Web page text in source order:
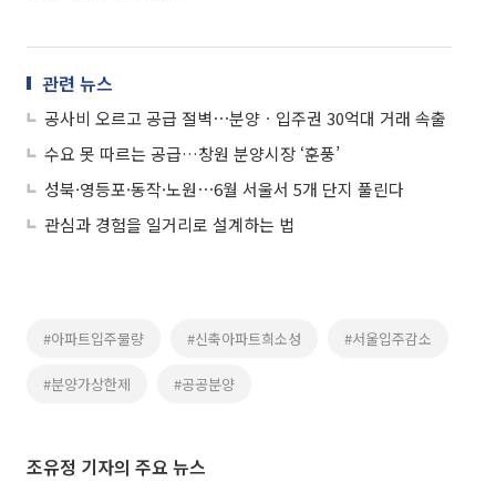
관련 뉴스
공사비 오르고 공급 절벽⋯분양ㆍ입주권 30억대 거래 속출
수요 못 따르는 공급…창원 분양시장 ‘훈풍’
성북·영등포·동작·노원⋯6월 서울서 5개 단지 풀린다
관심과 경험을 일거리로 설계하는 법
#아파트입주물량 #신축아파트희소성 #서울입주감소
#분양가상한제 #공공분양
조유정 기자의 주요 뉴스